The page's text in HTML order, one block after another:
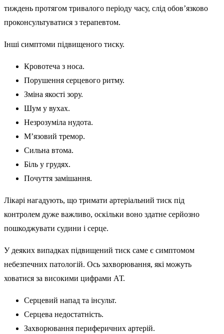
тиждень протягом тривалого періоду часу, слід обов’язково
проконсультуватися з терапевтом.
Інші симптоми підвищеного тиску.
Кровотеча з носа.
Порушення серцевого ритму.
Зміна якості зору.
Шум у вухах.
Незрозуміла нудота.
М’язовий тремор.
Сильна втома.
Біль у грудях.
Почуття замішання.
Лікарі нагадують, що тримати артеріальний тиск під
контролем дуже важливо, оскільки воно здатне серйозно
пошкоджувати судини і серце.
У деяких випадках підвищений тиск саме є симптомом
небезпечних патологій. Ось захворювання, які можуть
ховатися за високими цифрами АТ.
Серцевий напад та інсульт.
Серцева недостатність.
Захворювання периферичних артерій.